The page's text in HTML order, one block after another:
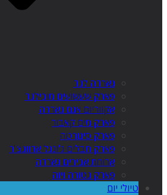
גארדה לנד
פארק שעשועים מובילנד
אקווריום אגם גארדה
פארק מים קאבור
פארק סיגורטה
פארק חבלים ג'ונגל אדוונצ'ר
ארוחת אבירים גארדה
פארק נטורה ויוה
טיולי יום